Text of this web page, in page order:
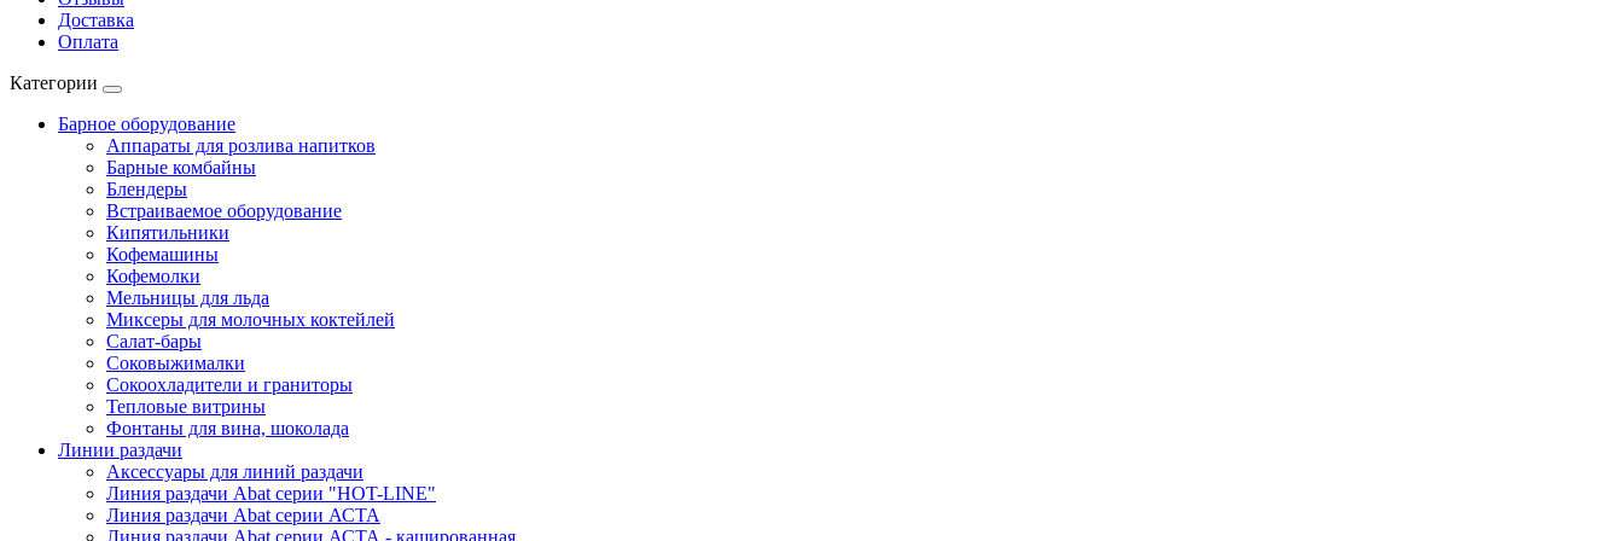
Доставка
Оплата
Категории
Барное оборудование
Аппараты для розлива напитков
Барные комбайны
Блендеры
Встраиваемое оборудование
Кипятильники
Кофемашины
Кофемолки
Мельницы для льда
Миксеры для молочных коктейлей
Салат-бары
Соковыжималки
Сокоохладители и граниторы
Тепловые витрины
Фонтаны для вина, шоколада
Линии раздачи
Аксессуары для линий раздачи
Линия раздачи Abat серии "HOT-LINE"
Линия раздачи Abat серии АСТА
Линия раздачи Abat серии АСТА - кашированная